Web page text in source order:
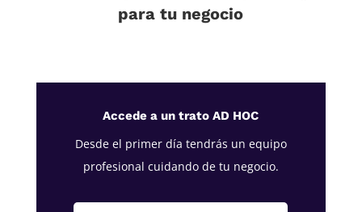
para tu negocio
Accede a un trato AD HOC
Desde el primer día tendrás un equipo
profesional cuidando de tu negocio.